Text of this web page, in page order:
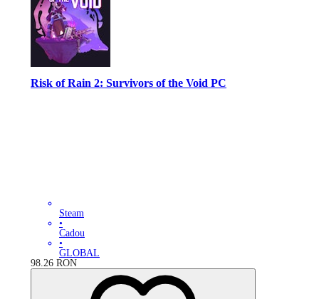
Risk of Rain 2: Survivors of the Void PC
Steam
•
Cadou
•
GLOBAL
98.26 RON